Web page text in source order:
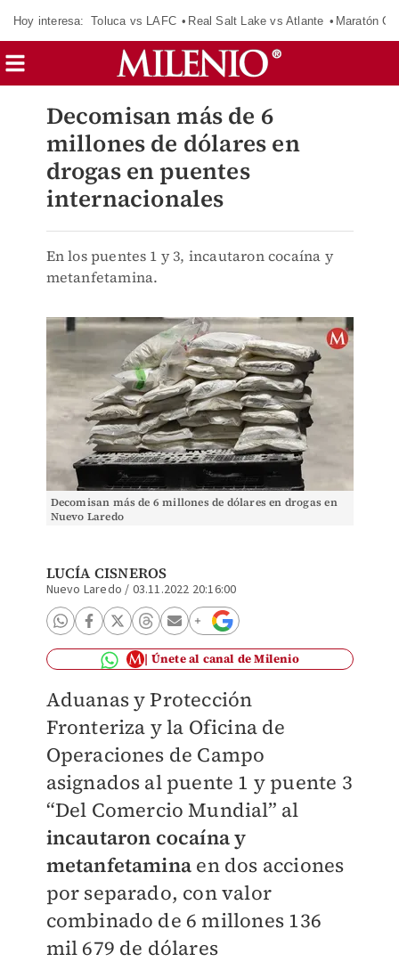
Hoy interesa: Toluca vs LAFC Real Salt Lake vs Atlante Maratón
Decomisan más de 6
millones de dólares en
drogas en puentes
internacionales
En los puentes 1 y 3, incautaron cocaína y
metanfetamina.
Decomisan más de 6 millones de dólares en drogas en
Nuevo Laredo
LUCÍA CISNEROS
Nuevo Laredo / 03.11.2022 20:16:00
Únete al canal de Milenio
Aduanas y Protección
Fronteriza y la Oficina de
Operaciones de Campo
asignados al puente 1 y puente 3
“Del Comercio Mundial” al
incautaron cocaína y
metanfetamina en dos acciones
por separado, con valor
combinado de 6 millones 136
mil 679 de dólares